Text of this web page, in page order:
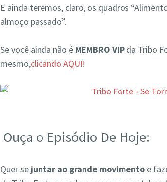
E ainda teremos, claro, os quadros
almoço passado”.
Se você ainda não é MEMBRO VIP da Tribo
mesmo,clicando AQUI!
Ouça o Episódio De Hoje:
Quer se juntar ao grande movimento e